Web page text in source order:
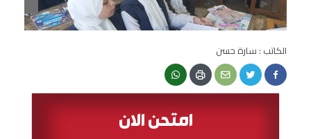
الكاتب : سارة حسن
امتحن الان